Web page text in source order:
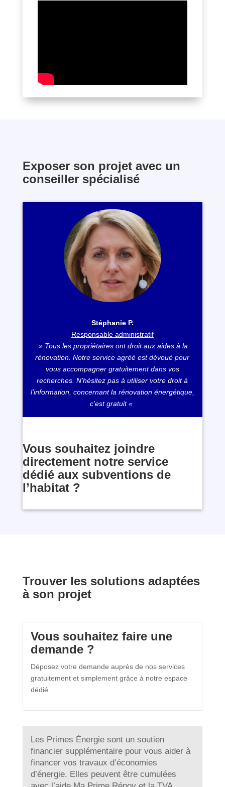
Exposer son projet avec un
conseiller spécialisé
Stéphanie P.
Responsable administratif
» Tous les propriétaires ont droit aux aides à la
rénovation. Notre service agréé est dévoué pour
vous accompagner gratuitement dans vos
recherches. N’hésitez pas à utiliser votre droit à
l’information, concernant la rénovation énergétique,
c’est gratuit «
Vous souhaitez joindre
directement notre service
dédié aux subventions de
l’habitat ?
Trouver les solutions adaptées
à son projet
Vous souhaitez faire une
demande ?
Déposez votre demande auprès de nos services
gratuitement et simplement grâce à notre espace
dédié
Les Primes Énergie sont un soutien
financier supplémentaire pour vous aider à
financer vos travaux d’économies
d’énergie. Elles peuvent être cumulées